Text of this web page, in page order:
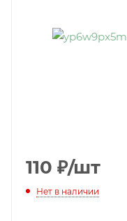
110 ₽/шт
Нет в наличии